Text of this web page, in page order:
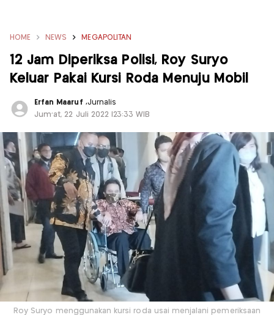
HOME NEWS MEGAPOLITAN
12 Jam Diperiksa Polisi, Roy Suryo
Keluar Pakai Kursi Roda Menuju Mobil
Erfan Maaruf ,Jurnalis
Jum'at, 22 Juli 2022 |23:33 WIB
Roy Suryo menggunakan kursi roda usai menjalani pemeriksaan